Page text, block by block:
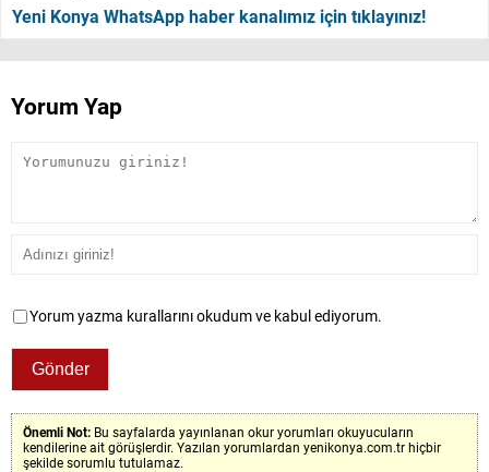
Yeni Konya WhatsApp haber kanalımız için tıklayınız!
Yorum Yap
Yorum yazma kurallarını okudum ve kabul ediyorum.
Önemli Not: Bu sayfalarda yayınlanan okur yorumları okuyucuların
kendilerine ait görüşlerdir. Yazılan yorumlardan yenikonya.com.tr hiçbir
şekilde sorumlu tutulamaz.